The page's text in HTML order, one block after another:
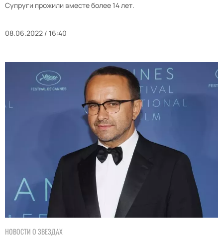
Супруги прожили вместе более 14 лет.
08.06.2022 / 16:40
НОВОСТИ О ЗВЕЗДАХ